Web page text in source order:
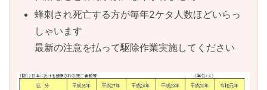
蜂刺され死亡する方が毎年2ケタ人数ほどいらっ
しゃいます
最新の注意を払って駆除作業実施してください